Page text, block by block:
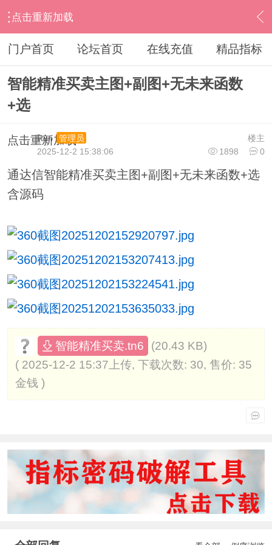
点击重新加载
› 意见与建议 › 精品指标 › 内容
门户首页 论坛首页 在线充值 精品指标
智能精准买卖主图+副图+无未来函数
+选
点击重新加载 楼主
Run
管理员
1898
0
2025-12-2 15:38:06
通达信智能精准买卖主图+副图+无未来函数+选
含源码
智能精准买卖.tn6
(20.43 KB)
( 2025-12-2 15:37上传, 下载次数: 30, 售价: 35
金钱 )